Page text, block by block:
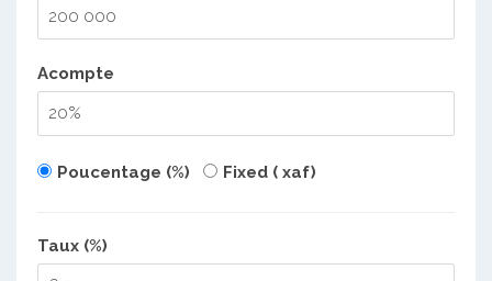
Acompte
Poucentage (%) Fixed ( xaf)
Taux (%)